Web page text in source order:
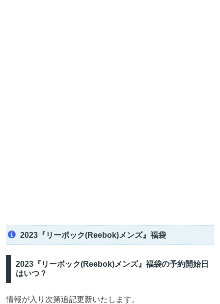
2023『リーボック(Reebok)メンズ』福袋
2023『リーボック(Reebok)メンズ』福袋の予約開始日
はいつ？
情報が入り次第追記更新いたします。